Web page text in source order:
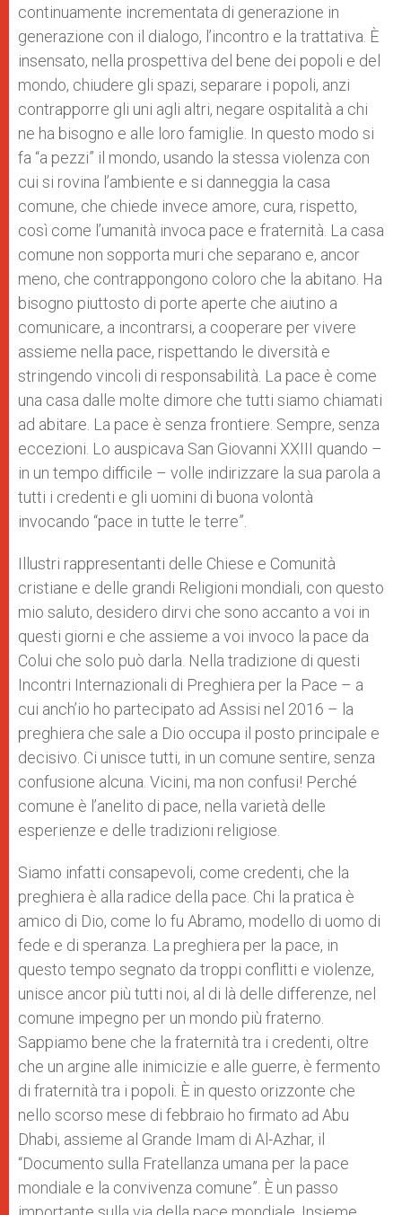
continuamente incrementata di generazione in
generazione con il dialogo, l’incontro e la trattativa. È
insensato, nella prospettiva del bene dei popoli e del
mondo, chiudere gli spazi, separare i popoli, anzi
contrapporre gli uni agli altri, negare ospitalità a chi
ne ha bisogno e alle loro famiglie. In questo modo si
fa “a pezzi” il mondo, usando la stessa violenza con
cui si rovina l’ambiente e si danneggia la casa
comune, che chiede invece amore, cura, rispetto,
così come l’umanità invoca pace e fraternità. La casa
comune non sopporta muri che separano e, ancor
meno, che contrappongono coloro che la abitano. Ha
bisogno piuttosto di porte aperte che aiutino a
comunicare, a incontrarsi, a cooperare per vivere
assieme nella pace, rispettando le diversità e
stringendo vincoli di responsabilità. La pace è come
una casa dalle molte dimore che tutti siamo chiamati
ad abitare. La pace è senza frontiere. Sempre, senza
eccezioni. Lo auspicava San Giovanni XXIII quando –
in un tempo difficile – volle indirizzare la sua parola a
tutti i credenti e gli uomini di buona volontà
invocando “pace in tutte le terre”.
Illustri rappresentanti delle Chiese e Comunità
cristiane e delle grandi Religioni mondiali, con questo
mio saluto, desidero dirvi che sono accanto a voi in
questi giorni e che assieme a voi invoco la pace da
Colui che solo può darla. Nella tradizione di questi
Incontri Internazionali di Preghiera per la Pace – a
cui anch’io ho partecipato ad Assisi nel 2016 – la
preghiera che sale a Dio occupa il posto principale e
decisivo. Ci unisce tutti, in un comune sentire, senza
confusione alcuna. Vicini, ma non confusi! Perché
comune è l’anelito di pace, nella varietà delle
esperienze e delle tradizioni religiose.
Siamo infatti consapevoli, come credenti, che la
preghiera è alla radice della pace. Chi la pratica è
amico di Dio, come lo fu Abramo, modello di uomo di
fede e di speranza. La preghiera per la pace, in
questo tempo segnato da troppi conflitti e violenze,
unisce ancor più tutti noi, al di là delle differenze, nel
comune impegno per un mondo più fraterno.
Sappiamo bene che la fraternità tra i credenti, oltre
che un argine alle inimicizie e alle guerre, è fermento
di fraternità tra i popoli. È in questo orizzonte che
nello scorso mese di febbraio ho firmato ad Abu
Dhabi, assieme al Grande Imam di Al-Azhar, il
“Documento sulla Fratellanza umana per la pace
mondiale e la convivenza comune”. È un passo